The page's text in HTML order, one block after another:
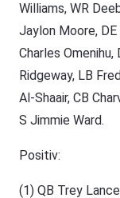
Williams, WR
Jaylon Moore, DE
Charles
Ridgeway, LB
Al-Shaair, CB
S Jimmie Ward.
Positiv:
(1) QB Trey